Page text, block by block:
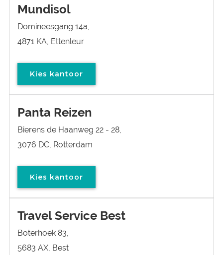
Mundisol
Domineesgang 14a,
4871 KA, Ettenleur
Kies kantoor
Panta Reizen
Bierens de Haanweg 22 - 28,
3076 DC, Rotterdam
Kies kantoor
Travel Service Best
Boterhoek 83,
5683 AX, Best